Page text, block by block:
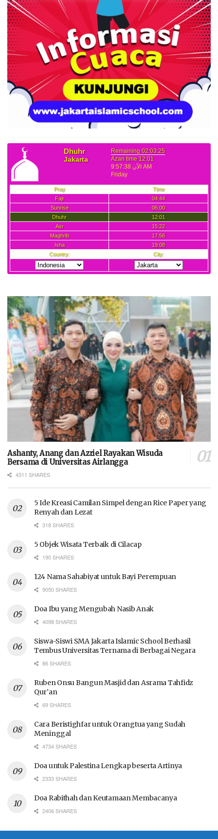
Ashanty, Anang dan Azriel Rayakan Wisuda
Bersama di Universitas Airlangga
4311 SHARES
5 Ide Kreasi Camilan Simpel dengan Rice Paper yang
Renyah dan Lezat
318 SHARES
5 Objek Wisata Terbaik di Cilacap
190 SHARES
124 Nama Sahabiyat untuk Bayi Perempuan
9050 SHARES
Doa Ibu yang Mengubah Nasib Anak
4098 SHARES
Siswa-Siswi SMA Jakarta Islamic School Berhasil
Tembus Universitas Ternama di Berbagai Negara
86 SHARES
Ruben Onsu Bangun Masjid dan Asrama Tahfidz
Qur’an
69 SHARES
Cara Beristighfar untuk Orangtua yang Sudah
Meninggal
4734 SHARES
Doa untuk Palestina Lengkap beserta Artinya
2333 SHARES
Doa Rabithah dan Keutamaan Membacanya
2406 SHARES